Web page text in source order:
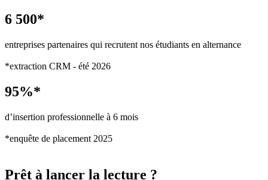
6 500*
entreprises partenaires qui recrutent nos étudiants en alternance
*extraction CRM - été 2026
95%*
d’insertion professionnelle à 6 mois
*enquête de placement 2025
Prêt à lancer la lecture ?